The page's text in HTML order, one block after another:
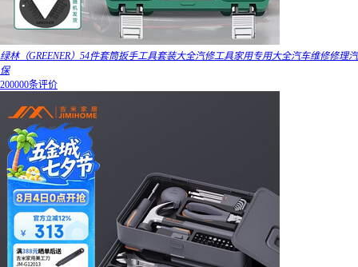
绿林（GREENER）54件套筒扳手工具套装大全汽修工具家用专用大全汽车维修修理汽
保
200000条评价